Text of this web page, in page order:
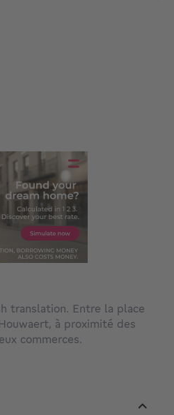
translation. Entre la place
à proximité des
commerces.
situé dans un petit
COMMUNES!!